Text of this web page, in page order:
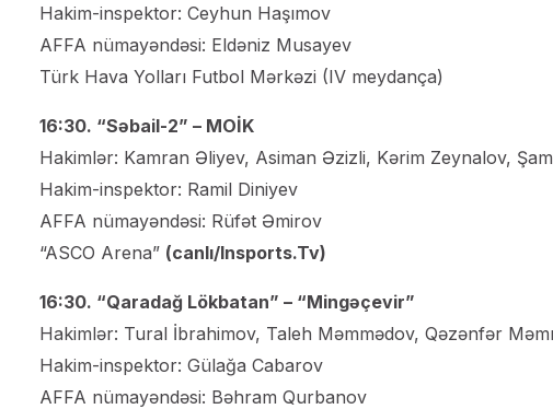
Hakim-inspektor: Ceyhun Haşımov
AFFA nümayəndəsi: Eldəniz Musayev
Türk Hava Yolları Futbol Mərkəzi (IV meydança)
16:30. “Səbail-2” – MOİK
Hakimlər: Kamran Əliyev, Asiman Əzizli, Kərim Zeynalov,
Hakim-inspektor: Ramil Diniyev
AFFA nümayəndəsi: Rüfət Əmirov
“ASCO Arena” (canlı/Insports.Tv)
16:30. “Qaradağ Lökbatan” – “Mingəçevir”
Hakimlər: Tural İbrahimov, Taleh Məmmədov, Qəzənfər
Hakim-inspektor: Gülağa Cabarov
AFFA nümayəndəsi: Bəhram Qurbanov